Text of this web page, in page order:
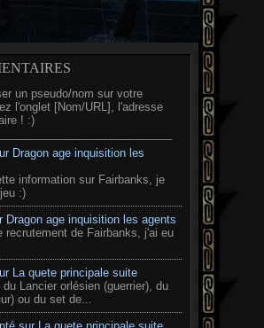
un pseudo/nom sur votre
l'onglet [Nom/URL], l'adresse
! :)
Dragon age inquisition les
information sur Fairbanks, je
:)
Dragon age inquisition les agents
recrutement de Fairbanks, j'ai eu
La quete principale suite
Lancier orlésien (guerrier), du
ou du set de...